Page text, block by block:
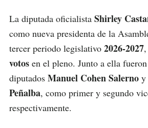
La diputada oficialista Shirley
como nueva presidenta de la
tercer periodo legislativo 2026-2027
votos en el pleno. Junto a ella
diputados Manuel Cohen Salerno y
Peñalba, como primer y segundo
respectivamente.